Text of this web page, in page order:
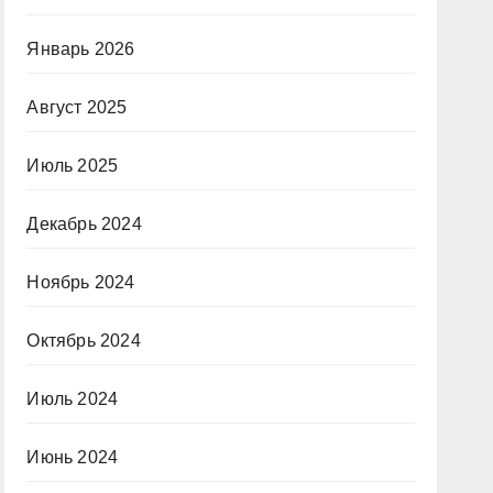
Январь 2026
Август 2025
Июль 2025
Декабрь 2024
Ноябрь 2024
Октябрь 2024
Июль 2024
Июнь 2024